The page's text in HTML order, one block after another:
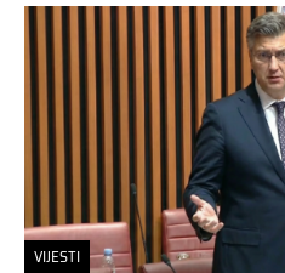
VIJESTI